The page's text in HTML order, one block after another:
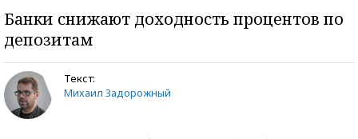
Банки снижают доходность процентов по
депозитам
Текст:
Михаил Задорожный